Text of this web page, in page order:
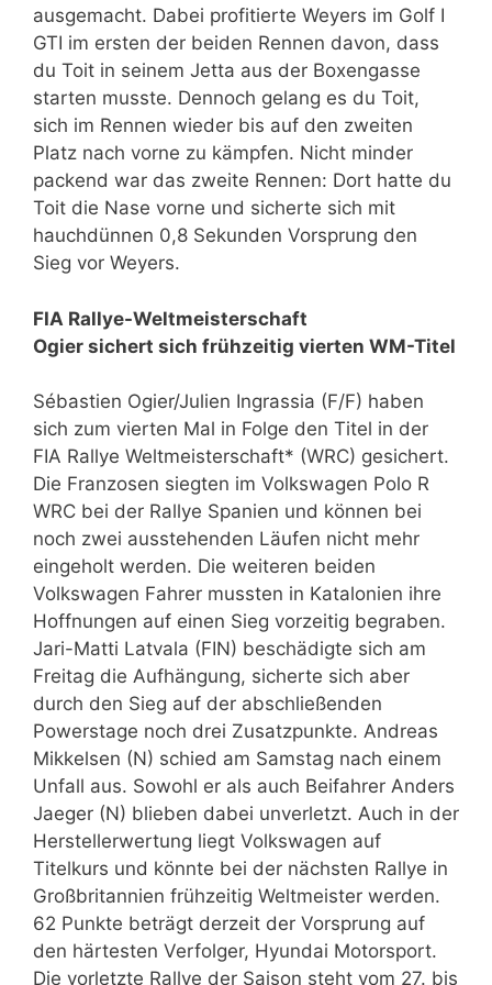
ausgemacht. Dabei profitierte Weyers im Golf I
GTI im ersten der beiden Rennen davon, dass
du Toit in seinem Jetta aus der Boxengasse
starten musste. Dennoch gelang es du Toit,
sich im Rennen wieder bis auf den zweiten
Platz nach vorne zu kämpfen. Nicht minder
packend war das zweite Rennen: Dort hatte du
Toit die Nase vorne und sicherte sich mit
hauchdünnen 0,8 Sekunden Vorsprung den
Sieg vor Weyers.
FIA Rallye-Weltmeisterschaft
Ogier sichert sich frühzeitig vierten WM-Titel
Sébastien Ogier/Julien Ingrassia (F/F) haben
sich zum vierten Mal in Folge den Titel in der
FIA Rallye Weltmeisterschaft* (WRC) gesichert.
Die Franzosen siegten im Volkswagen Polo R
WRC bei der Rallye Spanien und können bei
noch zwei ausstehenden Läufen nicht mehr
eingeholt werden. Die weiteren beiden
Volkswagen Fahrer mussten in Katalonien ihre
Hoffnungen auf einen Sieg vorzeitig begraben.
Jari-Matti Latvala (FIN) beschädigte sich am
Freitag die Aufhängung, sicherte sich aber
durch den Sieg auf der abschließenden
Powerstage noch drei Zusatzpunkte. Andreas
Mikkelsen (N) schied am Samstag nach einem
Unfall aus. Sowohl er als auch Beifahrer Anders
Jaeger (N) blieben dabei unverletzt. Auch in der
Herstellerwertung liegt Volkswagen auf
Titelkurs und könnte bei der nächsten Rallye in
Großbritannien frühzeitig Weltmeister werden.
62 Punkte beträgt derzeit der Vorsprung auf
den härtesten Verfolger, Hyundai Motorsport.
Die vorletzte Rallye der Saison steht vom 27. bis